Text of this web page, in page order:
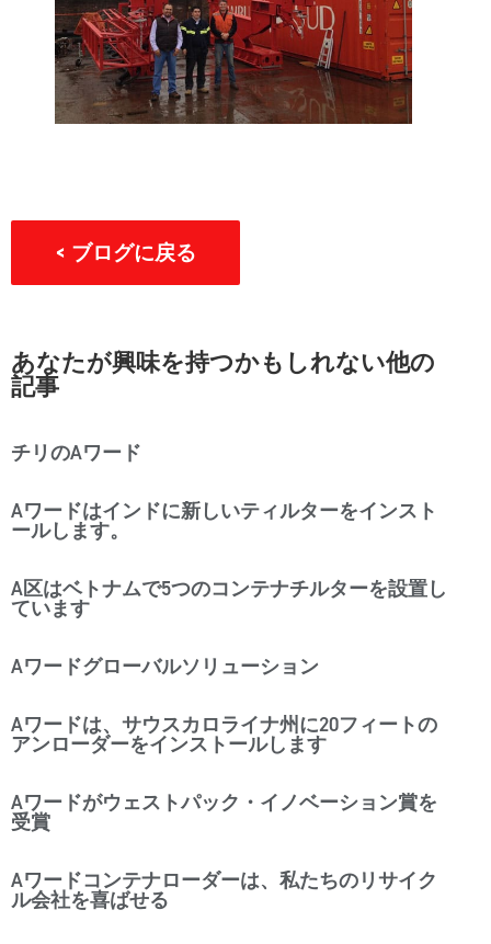
< ブログに戻る
あなたが興味を持つかもしれない他の
記事
チリのAワード
Aワードはインドに新しいティルターをインスト
ールします。
A区はベトナムで5つのコンテナチルターを設置し
ています
Aワードグローバルソリューション
Aワードは、サウスカロライナ州に20フィートの
アンローダーをインストールします
Aワードがウェストパック・イノベーション賞を
受賞
Aワードコンテナローダーは、私たちのリサイク
ル会社を喜ばせる